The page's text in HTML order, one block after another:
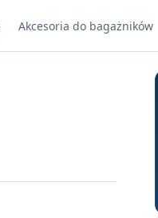
Akcesoria do bagażników